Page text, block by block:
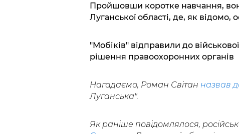
Пройшовши коротке навчання,
Луганської області, де, як відомо,
"Мобіків" відправили до
рішення правоохоронних органів
Нагадаємо, Роман Світан назвав
Луганська".
Як раніше повідомлялося,